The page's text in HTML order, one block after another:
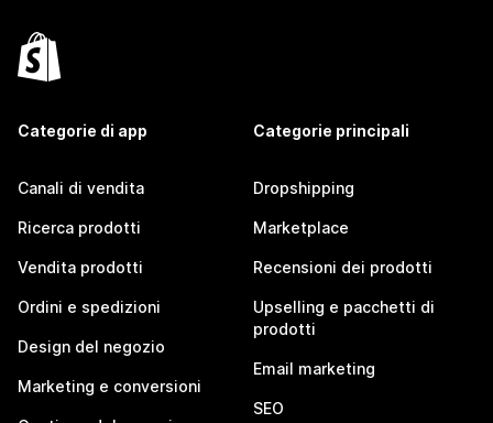
Categorie di app
Canali di vendita
Ricerca prodotti
Vendita prodotti
Ordini e spedizioni
Design del negozio
Marketing e conversioni
Categorie principali
Dropshipping
Marketplace
Recensioni dei prodotti
Upselling e pacchetti di
prodotti
Email marketing
SEO